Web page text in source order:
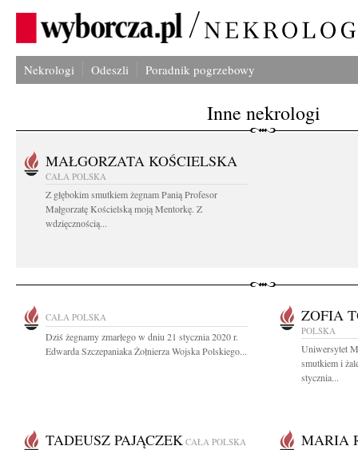
Nekrologi Odeszli Poradnik pogrzebowy
Inne nekrologi
MAŁGORZATA KOŚCIELSKA
CAŁA POLSKA
Z głębokim smutkiem żegnam Panią Profesor
Małgorzatę Kościelską moją Mentorkę. Z
wdzięcznością...
CAŁA POLSKA
Dziś żegnamy zmarłego w dniu 21 stycznia 2020 r.
Edwarda Szczepaniaka Żołnierza Wojska Polskiego...
ZOFIA
POLSKA
Uniwersytet
smutkiem i
stycznia...
TADEUSZ PAJĄCZEK CAŁA POLSKA MARIA